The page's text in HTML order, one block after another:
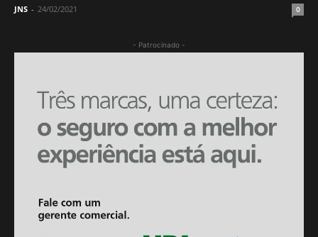
JNS - 24/02/2021 0
- Patrocinado -